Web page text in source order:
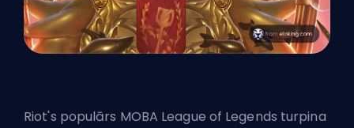
Riot's populārs MOBA League of Legends turpina